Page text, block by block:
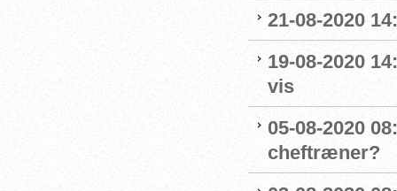
21-08-2020
19-08-2020
vis
05-08-2020
cheftræner?